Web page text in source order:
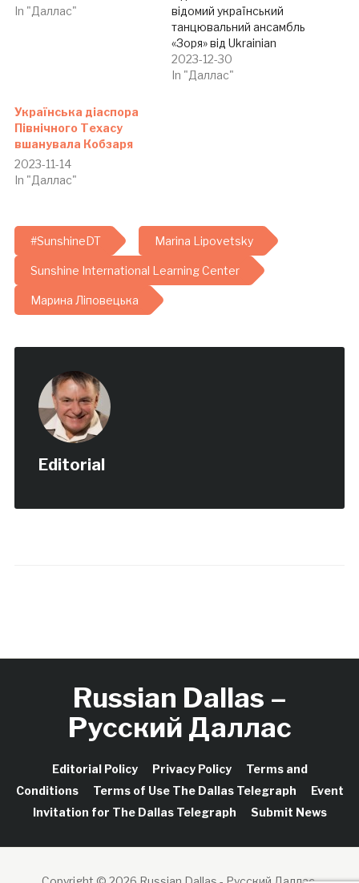
In "Даллас"
відомий український
танцювальний ансамбль
«Зоря» від Ukrainian
American Society Of
Texas (UAST). Це
Виявилося, Алекс, або…
2023-12-30
In "Даллас"
Українська діаспора
Північного Техасу
вшанувала Кобзаря
2023-11-14
In "Даллас"
#SunshineDT Marina Lipovetsky
Sunshine International Learning Center
Марина Ліповецька
Editorial
Russian Dallas –
Русский Даллас
Editorial Policy Privacy Policy
Terms and
Conditions
Terms of Use The Dallas Telegraph
Event
Invitation for The Dallas Telegraph
Submit News